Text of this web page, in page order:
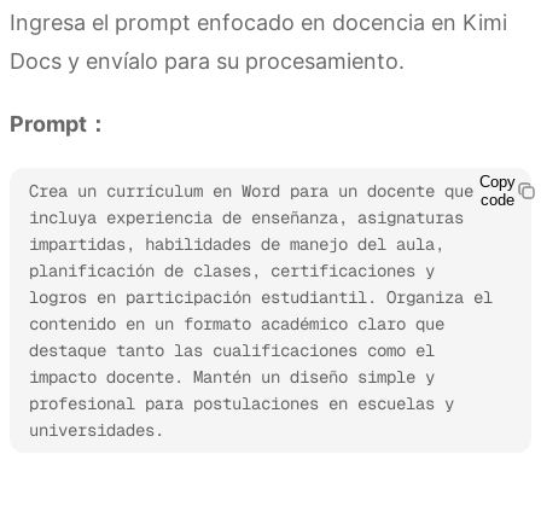
Ingresa el prompt enfocado en docencia en Kimi
Docs y envíalo para su procesamiento.
Prompt：
Crea un currículum en Word para un docente que
incluya experiencia de enseñanza, asignaturas
impartidas, habilidades de manejo del aula,
planificación de clases, certificaciones y
logros en participación estudiantil. Organiza el
contenido en un formato académico claro que
destaque tanto las cualificaciones como el
impacto docente. Mantén un diseño simple y
profesional para postulaciones en escuelas y
universidades.
Copy
code